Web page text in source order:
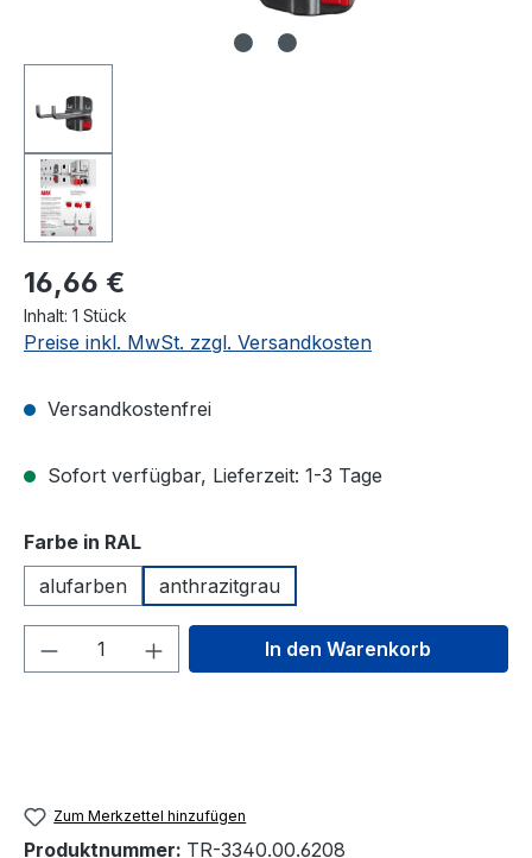
16,66 €
Inhalt: 1 Stück
Preise inkl. MwSt. zzgl. Versandkosten
Versandkostenfrei
Sofort verfügbar, Lieferzeit: 1-3 Tage
Farbe in RALauswählen
alufarben
anthrazitgrau
Produkt Anzahl: Gib denIn den Warenkorb
Zum Merkzettel hinzufügen
Produktnummer: TR-3340.00.6208